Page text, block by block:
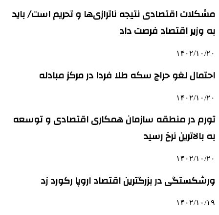
مشکلات اقتصادی نتیجه ناترازی‌ها و تحریم است/ باید
به وزیر اقتصاد فرصت داد
۱۴۰۲/۱۰/۲۰
احتمال لغو حراج سکه طلا فردا در مرکز مبادله
۱۴۰۲/۱۰/۲۰
تورم در منطقه سازمان همکاری اقتصادی و توسعه
به بالاترین نرخ رسید
۱۴۰۲/۱۰/۲۰
ورشکستگی در بزرگترین اقتصاد اروپا رکورد زد
۱۴۰۲/۱۰/۱۹